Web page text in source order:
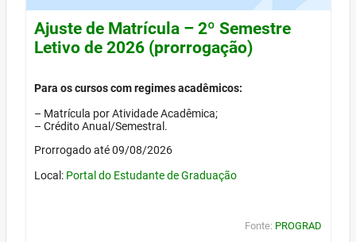
Ajuste de Matrícula – 2º Semestre
Letivo de 2026 (prorrogação)
Para os cursos com regimes acadêmicos:
– Matrícula por Atividade Acadêmica;
– Crédito Anual/Semestral.
Prorrogado até 09/08/2026
Local: Portal do Estudante de Graduação
Fonte: PROGRAD